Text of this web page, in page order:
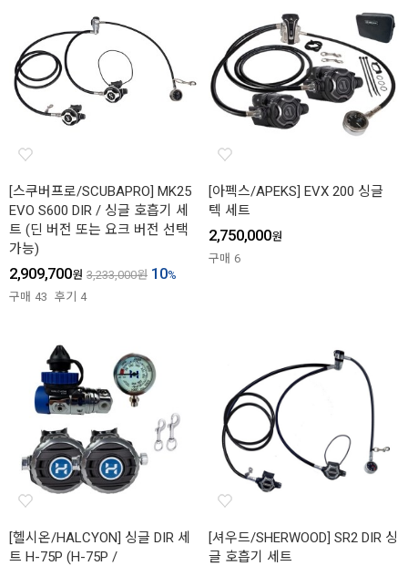
[스쿠버프로/SCUBAPRO] MK25
EVO S600 DIR / 싱글 호흡기 세
트 (딘 버전 또는 요크 버전 선택
가능)
2,909,700원 3,233,000원 10%
구매 43 후기 4
[아펙스/APEKS] EVX 200 싱글
텍 세트
2,750,000원
구매 6
[헬시온/HALCYON] 싱글 DIR 세
트 H-75P (H-75P /
[셔우드/SHERWOOD] SR2 DIR 싱
글 호흡기 세트